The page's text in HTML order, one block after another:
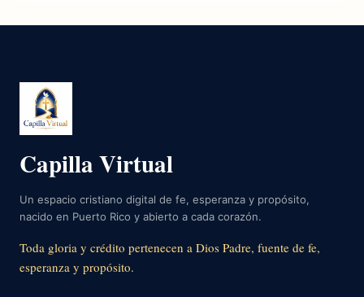
Capilla Virtual
Un espacio cristiano digital de fe, esperanza y propósito,
nacido en Puerto Rico y abierto a cada corazón.
Toda gloria y crédito pertenecen a Dios Padre, fuente de fe,
esperanza y propósito.